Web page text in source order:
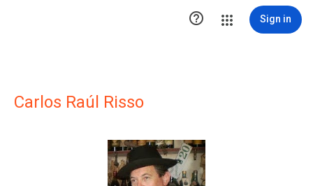
 Sign in
Carlos Raúl Risso